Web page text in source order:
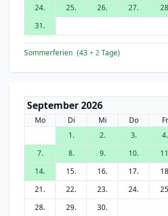
24.
25. 26. 27.
31.
Sommerferien (43+ 2Tage)
September 2026
Mo Di Mi Do Fr
1.
2. 3. 4.
7.
8. 9. 10.
14.
15. 16. 17.
21.
22. 23. 24.
28.
29. 30.